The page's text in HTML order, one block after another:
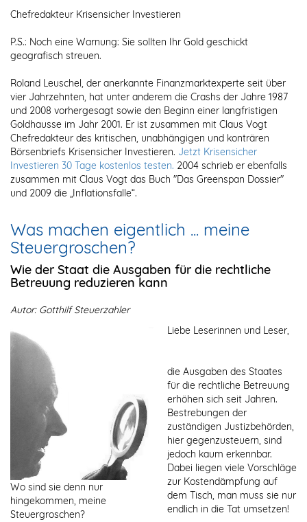
Chefredakteur Krisensicher Investieren
P.S.: Noch eine Warnung: Sie sollten Ihr Gold geschickt
geografisch streuen.
Roland Leuschel, der anerkannte Finanzmarktexperte seit über
vier Jahrzehnten, hat unter anderem die Crashs der Jahre 1987
und 2008 vorhergesagt sowie den Beginn einer langfristigen
Goldhausse im Jahr 2001. Er ist zusammen mit Claus Vogt
Chefredakteur des kritischen, unabhängigen und konträren
Börsenbriefs Krisensicher Investieren. Jetzt Krisensicher
Investieren 30 Tage kostenlos testen. 2004 schrieb er ebenfalls
zusammen mit Claus Vogt das Buch "Das Greenspan Dossier"
und 2009 die „Inflationsfalle“.
Was machen eigentlich ... meine
Steuergroschen?
Wie der Staat die Ausgaben für die rechtliche
Betreuung reduzieren kann
Wo sind sie denn nur
hingekommen, meine
Steuergroschen?
Autor: Gotthilf Steuerzahler
Liebe Leserinnen und Leser,
die Ausgaben des Staates
für die rechtliche Betreuung
erhöhen sich seit Jahren.
Bestrebungen der
zuständigen Justizbehörden,
hier gegenzusteuern, sind
jedoch kaum erkennbar.
Dabei liegen viele Vorschläge
zur Kostendämpfung auf
dem Tisch, man muss sie nur
endlich in die Tat umsetzen!